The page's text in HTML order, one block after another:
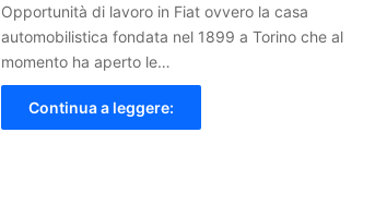
Opportunità di lavoro in Fiat ovvero la casa
automobilistica fondata nel 1899 a Torino che al
momento ha aperto le…
Continua a leggere: